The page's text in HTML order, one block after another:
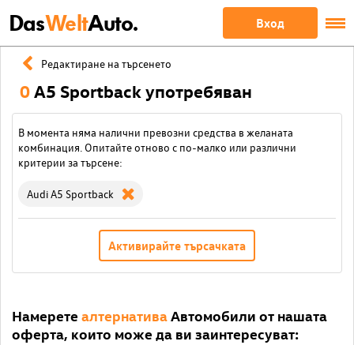
DasWeltAuto. Вход
Редактиране на търсенето
0A5 Sportback употребяван
В момента няма налични превозни средства в желаната
комбинация. Опитайте отново с по-малко или различни
критерии за търсене:
Audi A5 Sportback
Активирайте търсачката
Намерете алтернативаАвтомобили от нашата
оферта, които може да ви заинтересуват: